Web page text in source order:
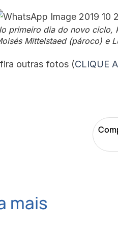
primeiro dia do novo ciclo,
Mittelstaed (pároco) e
outras fotos (CLIQUE
mais